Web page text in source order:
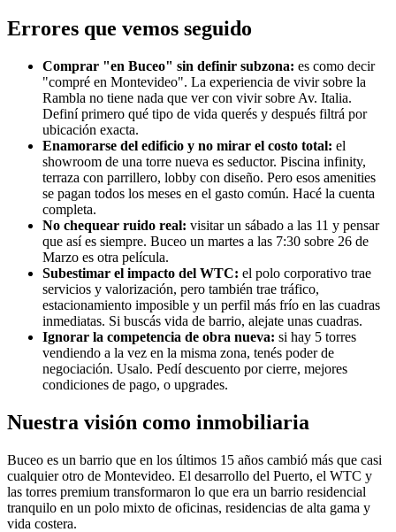
Errores que vemos seguido
Comprar "en Buceo" sin definir subzona: es como decir
"compré en Montevideo". La experiencia de vivir sobre la
Rambla no tiene nada que ver con vivir sobre Av. Italia.
Definí primero qué tipo de vida querés y después filtrá por
ubicación exacta.
Enamorarse del edificio y no mirar el costo total: el
showroom de una torre nueva es seductor. Piscina infinity,
terraza con parrillero, lobby con diseño. Pero esos amenities
se pagan todos los meses en el gasto común. Hacé la cuenta
completa.
No chequear ruido real: visitar un sábado a las 11 y pensar
que así es siempre. Buceo un martes a las 7:30 sobre 26 de
Marzo es otra película.
Subestimar el impacto del WTC: el polo corporativo trae
servicios y valorización, pero también trae tráfico,
estacionamiento imposible y un perfil más frío en las cuadras
inmediatas. Si buscás vida de barrio, alejate unas cuadras.
Ignorar la competencia de obra nueva: si hay 5 torres
vendiendo a la vez en la misma zona, tenés poder de
negociación. Usalo. Pedí descuento por cierre, mejores
condiciones de pago, o upgrades.
Nuestra visión como inmobiliaria
Buceo es un barrio que en los últimos 15 años cambió más que casi
cualquier otro de Montevideo. El desarrollo del Puerto, el WTC y
las torres premium transformaron lo que era un barrio residencial
tranquilo en un polo mixto de oficinas, residencias de alta gama y
vida costera.